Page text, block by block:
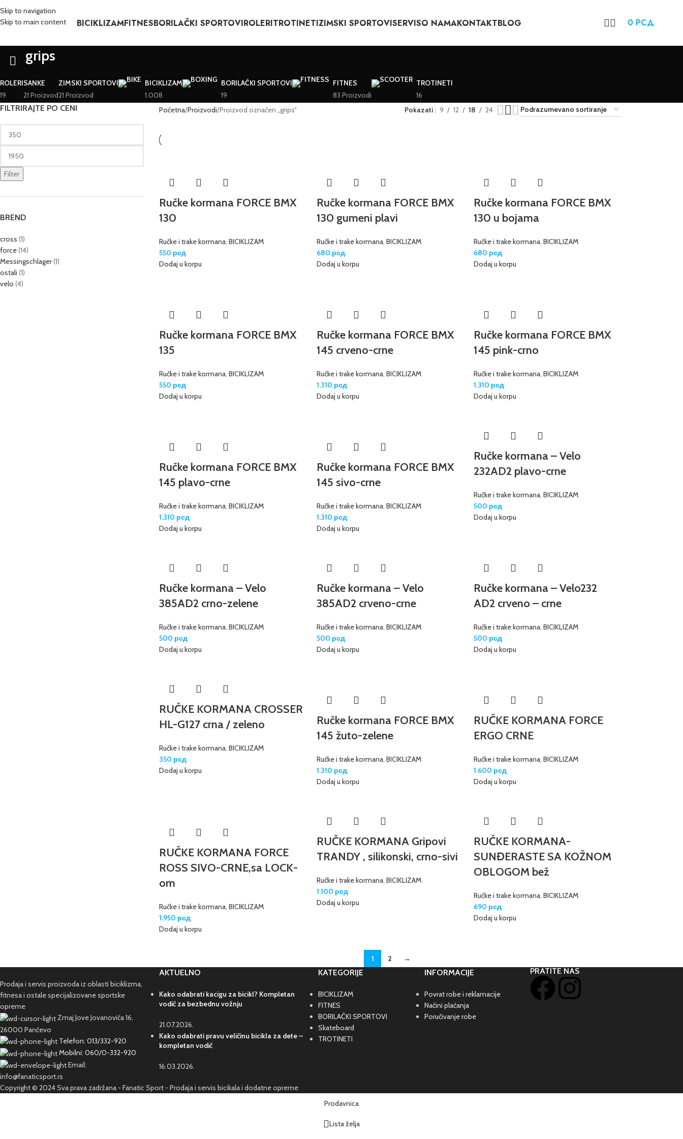
Skip to navigation
Skip to main content
BICIKLIZAMFITNESBORILAČKI SPORTOVIROLERITROTINETIZIMSKI SPORTOVISERVISO NAMAKONTAKTBLOG 0 РСД
grips
ROLERI
19
SANKE
21 Proizvod
ZIMSKI SPORTOVI
21 Proizvod
BICIKLIZAM
1.008
BORILAČKI SPORTOVI
19
FITNES
83 Proizvodi
TROTINETI
16
FILTRIRAJTE PO CENI
Filter
BREND
cross (1)
force(14)
Messingschlager(1)
ostali (1)
velo (4)
Početna Proizvodi Proizvod označen „grips“ Pokazati 9 12 18 24
Ručke kormana FORCE BMX
130
Ručke i trake kormana, BICIKLIZAM
550 рсд
Dodaj u korpu
Ručke kormana FORCE BMX
130 gumeni plavi
Ručke i trake kormana, BICIKLIZAM
680 рсд
Dodaj u korpu
Ručke kormana FORCE BMX
130 u bojama
Ručke i trake kormana,BICIKLIZAM
680 рсд
Dodaj u korpu
Ručke kormana FORCE BMX
135
Ručke i trake kormana, BICIKLIZAM
550 рсд
Dodaj u korpu
Ručke kormana FORCE BMX
145 crveno-crne
Ručke i trake kormana, BICIKLIZAM
1.310 рсд
Dodaj u korpu
Ručke kormana FORCE BMX
145 pink-crno
Ručke i trake kormana,BICIKLIZAM
1.310 рсд
Dodaj u korpu
Ručke kormana FORCE BMX
145 plavo-crne
Ručke i trake kormana, BICIKLIZAM
1.310 рсд
Dodaj u korpu
Ručke kormana FORCE BMX
145 sivo-crne
Ručke i trake kormana, BICIKLIZAM
1.310 рсд
Dodaj u korpu
Ručke kormana – Velo
232AD2 plavo-crne
Ručke i trake kormana,BICIKLIZAM
500 рсд
Dodaj u korpu
Ručke kormana – Velo
385AD2 crno-zelene
Ručke i trake kormana, BICIKLIZAM
500 рсд
Dodaj u korpu
Ručke kormana – Velo
385AD2 crveno-crne
Ručke i trake kormana, BICIKLIZAM
500 рсд
Dodaj u korpu
Ručke kormana – Velo232
AD2 crveno – crne
Ručke i trake kormana,BICIKLIZAM
500 рсд
Dodaj u korpu
RUČKE KORMANA CROSSER
HL-G127 crna / zeleno
Ručke i trake kormana, BICIKLIZAM
350 рсд
Dodaj u korpu
Ručke kormana FORCE BMX
145 žuto-zelene
Ručke i trake kormana, BICIKLIZAM
1.310 рсд
Dodaj u korpu
RUČKE KORMANA FORCE
ERGO CRNE
Ručke i trake kormana,BICIKLIZAM
1.600 рсд
Dodaj u korpu
RUČKE KORMANA FORCE
ROSS SIVO-CRNE,sa LOCK-
om
Ručke i trake kormana, BICIKLIZAM
1.950 рсд
Dodaj u korpu
RUČKE KORMANA Gripovi
TRANDY , silikonski, crno-sivi
Ručke i trake kormana, BICIKLIZAM
1.100 рсд
Dodaj u korpu
RUČKE KORMANA-
SUNĐERASTE SA KOŽNOM
OBLOGOM bež
Ručke i trake kormana,BICIKLIZAM
690 рсд
Dodaj u korpu
1 2 →
Prodaja i servis proizvoda iz oblasti biciklizma,
fitnesa i ostale specijalizovane sportske
opreme
Zmaj Jove Jovanovića 16,
26000 Pančevo
Telefon: 013/332-920
Mobilni: 060/0-332-920
Email:
info@fanaticsport.rs
AKTUELNO
Kako odabrati kacigu za bicikl? Kompletan
vodič za bezbednu vožnju
21.07.2026.
Kako odabrati pravu veličinu bicikla za dete –
kompletan vodič
16.03.2026.
KATEGORIJE
BICIKLIZAM
FITNES
BORILAČKI SPORTOVI
Skateboard
TROTINETI
INFORMACIJE
Povrat robe i reklamacije
Načini plaćanja
Poručivanje robe
PRATITE NAS
Copyright © 2024 Sva prava zadržana - Fanatic Sport - Prodaja i servis bicikala i dodatne opreme
Prodavnica
Lista želja